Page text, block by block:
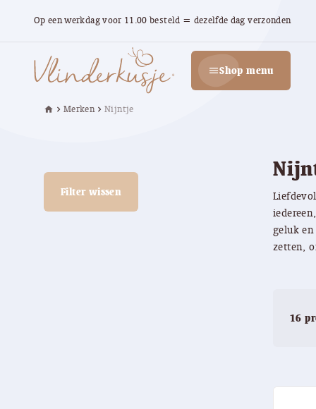
Op een werkdag voor 11.00 besteld = dezelfde dag verzonden
menuShop menu
home chevron_right Merken chevron_rightNijntje
Filter wissen
geluk
zetten,
16